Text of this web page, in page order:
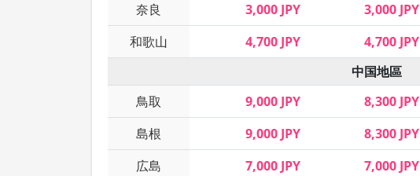
奈良
3,000 JPY 3,000 JPY
和歌山
4,700 JPY 4,700 JPY
中国地區
鳥取
9,000 JPY 8,300 JPY
島根
9,000 JPY 8,300 JPY
広島
7,000 JPY 7,000 JPY